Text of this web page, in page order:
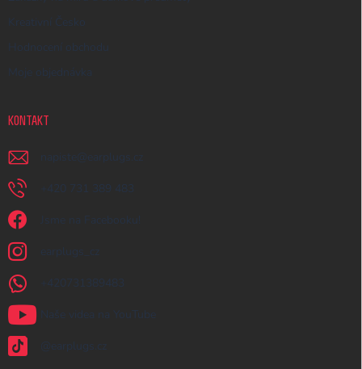
Kreativní Česko
Hodnocení obchodu
Moje objednávka
KONTAKT
napiste @ earplugs.cz
+420 731 389 483
Jsme na Facebooku!
earplugs_cz
+420731389483
Naše videa na YouTube
@earplugs.cz